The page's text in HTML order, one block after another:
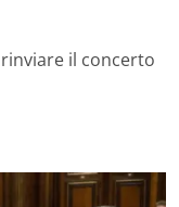
il concerto